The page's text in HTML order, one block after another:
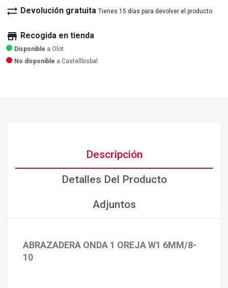
×
Iniciar sesión
sync_alt Devolución gratuita Tienes 15 días para devolver el producto
store Recogida en tienda
Disponible a Olot
No disponible a Castellbisbal
Descripción
Detalles Del Producto
Adjuntos
ABRAZADERA ONDA 1 OREJA W1 6MM/8-
10